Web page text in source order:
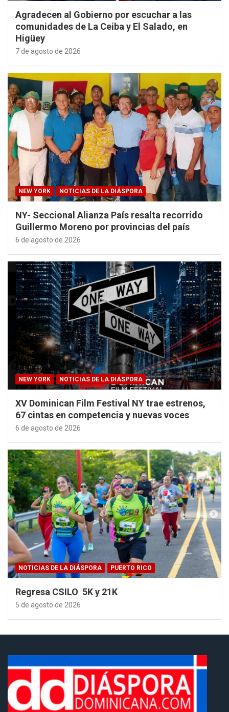
Agradecen al Gobierno por escuchar a las
comunidades de La Ceiba y El Salado, en
Higüey
7 de agosto de 2026
NEW YORK NOTICIAS DE LA DIÁSPORA
NY- Seccional Alianza País resalta recorrido
Guillermo Moreno por provincias del país
6 de agosto de 2026
NEW YORK NOTICIAS DE LA DIÁSPORA
XV Dominican Film Festival NY trae estrenos,
67 cintas en competencia y nuevas voces
6 de agosto de 2026
NOTICIAS DE LA DIÁSPORA PUERTO RICO
Regresa CSILO 5K y 21K
5 de agosto de 2026